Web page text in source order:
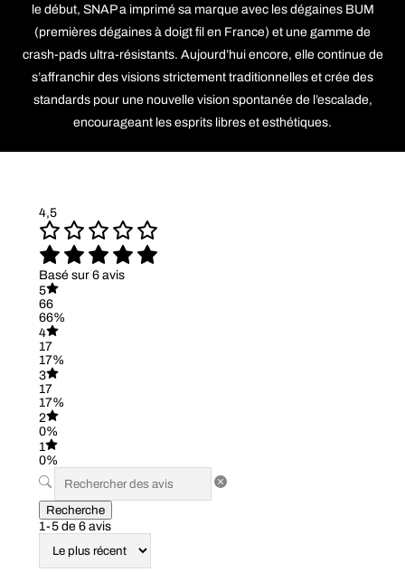
le début, SNAP a imprimé sa marque avec les dégaines BUM
(premières dégaines à doigt fil en France) et une gamme de
crash-pads ultra-résistants. Aujourd’hui encore, elle continue de
s’affranchir des visions strictement traditionnelles et crée des
standards pour une nouvelle vision spontanée de l’escalade,
encourageant les esprits libres et esthétiques.
4,5
Basé sur 6 avis
5
66
66%
4
17
17%
3
17
17%
2
0%
1
0%
Recherche
1-5 de 6 avis